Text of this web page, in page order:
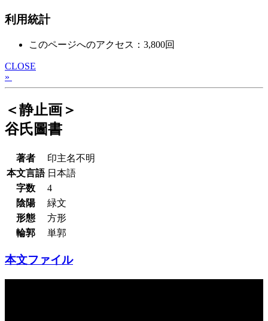
利用統計
このページへのアクセス：3,800回
CLOSE
»
＜静止画＞
谷氏圖書
著者
印主名不明
本文言語 日本語
字数
4
陰陽
緑文
形態
方形
輪郭
単郭
本文ファイル